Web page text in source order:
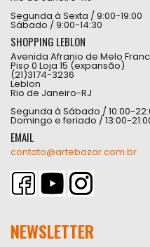
Segunda à Sexta / 9:00-19:00
Sábado / 9:00-14:30
SHOPPING LEBLON
Avenida Afranio de Melo
Piso 0 Loja 15 (expansão)
(21)3174-3236
Leblon
Rio de Janeiro-RJ
Segunda à Sábado / 10:00-
Domingo e feriado / 13:00-
EMAIL
contato@artebazar.com.br
NEWSLETTER